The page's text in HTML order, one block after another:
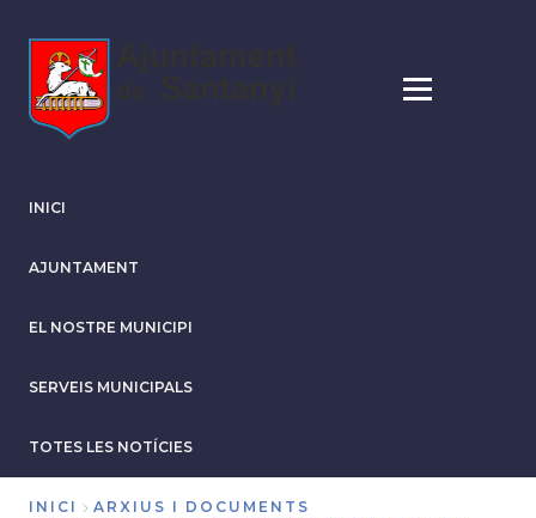
contingut
INICI
AJUNTAMENT
EL NOSTRE MUNICIPI
SERVEIS MUNICIPALS
TOTES LES NOTÍCIES
INICI
ARXIUS I DOCUMENTS